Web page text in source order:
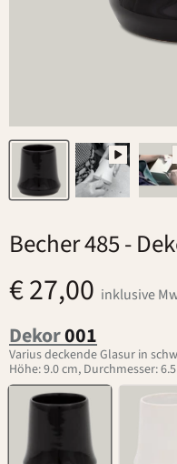
Becher 485-
€ 27,00 inklusive
Dekor001
Varius deckende Glasur in
Höhe: 9.0 cm, Durchmesser: